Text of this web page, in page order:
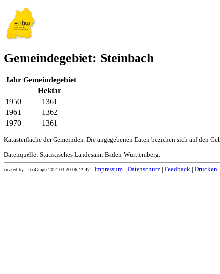
Gemeindegebiet: Steinbach
Jahr Gemeindegebiet
Hektar
1950
1361
1961
1362
1970
1361
Katasterfläche der Gemeinden. Die angegebenen Daten beziehen sich auf den
Datenquelle: Statistisches Landesamt Baden-Württemberg.
created by _LeoGraph 2024-03-20 06:12:47 Impressum Datenschutz Feedback Drucken